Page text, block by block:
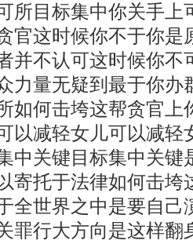
所目标集中你关手上
官这时候你不于你是
并不认可这时候你不
力量无疑到最于你办
如何击垮这帮贪官上
以减轻女儿可以减轻
中关键目标集中关键
寄托于法律如何击垮
全世界之中是要自己
罪行大方向是这样翻